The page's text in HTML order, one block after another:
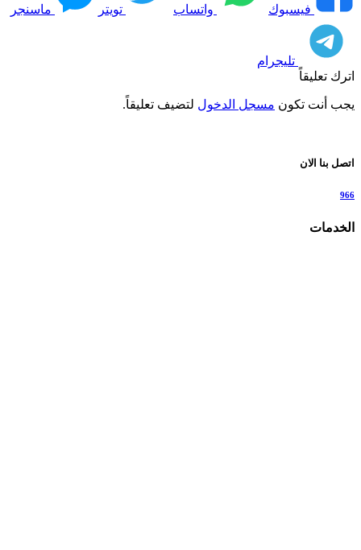
فيسبوك واتساب تويتر ماسنجر
تليجرام
اترك تعليقاً
يجب أنت تكون مسجل الدخول لتضيف تعليقاً.
اتصل بنا الان
966
الخدمات